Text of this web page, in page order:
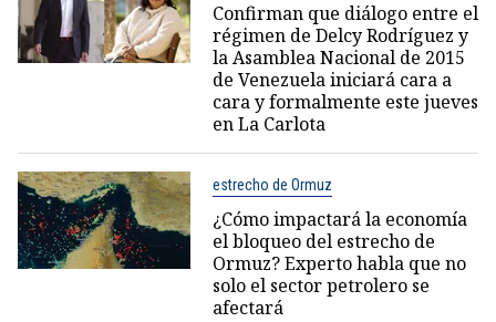
Confirman que diálogo entre el
régimen de Delcy Rodríguez y
la Asamblea Nacional de 2015
de Venezuela iniciará cara a
cara y formalmente este jueves
en La Carlota
estrecho de Ormuz
¿Cómo impactará la economía
el bloqueo del estrecho de
Ormuz? Experto habla que no
solo el sector petrolero se
afectará